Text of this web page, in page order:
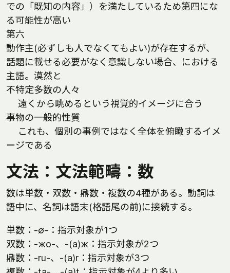
での「既知の内容」）を満たしているため第四にな
る可能性が高い
第六
動作主(必ずしも人でなくてもよい)が存在するが、
話題に載せる必要がなく意識しない場合、における
主語。漠然と
不特定多数の人々
遠くから眺めるという視覚的イメージに合う
事物の一般的性質
これも、個別の事例ではなく全体を俯瞰するイメ
ージである
文法：文法範疇：数
数は単数・双数・鼎数・複数の4種がある。動詞は
語中に、名詞は語末(格語尾の前)に接続する。
単数：-∅-：指示対象が1つ
双数：-жo-、-(a)ж：指示対象が2つ
鼎数：-ru-、-(a)r：指示対象が3つ